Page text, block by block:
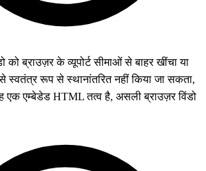
को ब्राउज़र के व्यूपोर्ट सीमाओं से बाहर खींचा या
स्वतंत्र रूप से स्थानांतरित नहीं किया जा सकता,
एक एम्बेडेड HTML तत्व है, असली ब्राउज़र विंडो